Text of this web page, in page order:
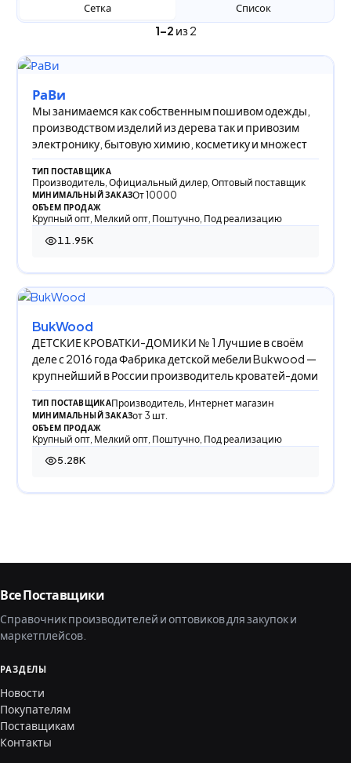
1–2 из 2
Сетка Список
РаВи
Мы занимаемся как собственным пошивом одежды,
производством изделий из дерева так и привозим
электронику, бытовую химию, косметику и множест
ТИП ПОСТАВЩИКА
Производитель, Официальный дилер, Оптовый поставщик
МИНИМАЛЬНЫЙ ЗАКАЗОт 10000
ОБЪЕМ ПРОДАЖ
Крупный опт, Мелкий опт, Поштучно, Под реализацию
11.95K
11 946 просмотров
BukWood
ДЕТСКИЕ КРОВАТКИ-ДОМИКИ № 1 Лучшие в своём
деле с 2016 года Фабрика детской мебели Bukwood —
крупнейший в России производитель кроватей-доми
ТИП ПОСТАВЩИКАПроизводитель, Интернет магазин
МИНИМАЛЬНЫЙ ЗАКАЗот 3 шт.
ОБЪЕМ ПРОДАЖ
Крупный опт, Мелкий опт, Поштучно, Под реализацию
5.28K
5 279 просмотров
Все Поставщики
Справочник производителей и оптовиков для закупок и
маркетплейсов.
РАЗДЕЛЫ
Новости
Покупателям
Поставщикам
Контакты